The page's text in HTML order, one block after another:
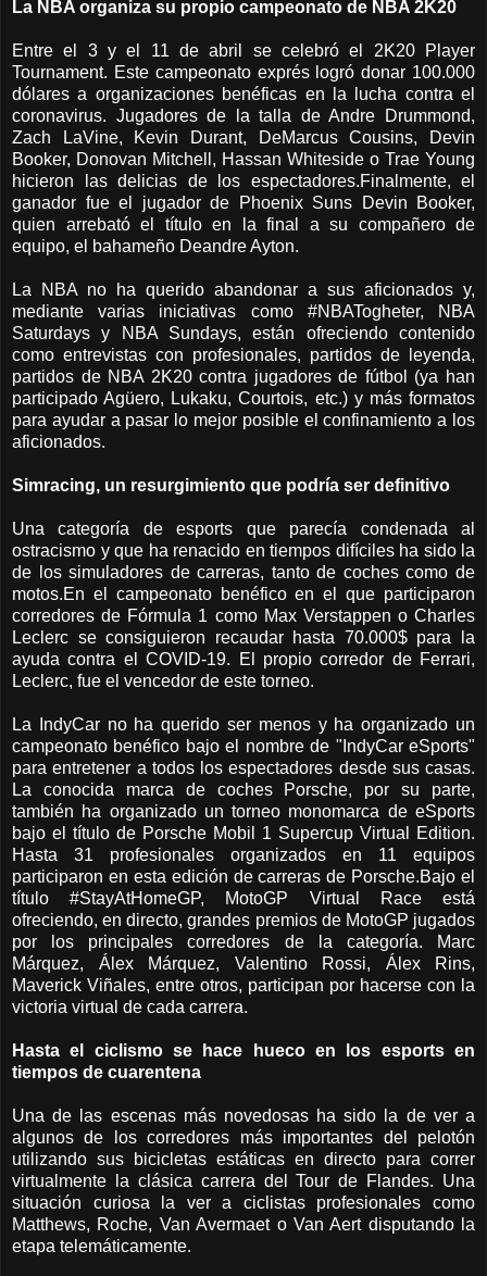
La NBA organiza su propio campeonato de NBA 2K20
Entre el 3 y el 11 de abril se celebró el 2K20 Player
Tournament. Este campeonato exprés logró donar 100.000
dólares a organizaciones benéficas en la lucha contra el
coronavirus. Jugadores de la talla de Andre Drummond,
Zach LaVine, Kevin Durant, DeMarcus Cousins, Devin
Booker, Donovan Mitchell, Hassan Whiteside o Trae Young
hicieron las delicias de los espectadores.Finalmente, el
ganador fue el jugador de Phoenix Suns Devin Booker,
quien arrebató el título en la final a su compañero de
equipo, el bahameño Deandre Ayton.
La NBA no ha querido abandonar a sus aficionados y,
mediante varias iniciativas como #NBATogheter, NBA
Saturdays y NBA Sundays, están ofreciendo contenido
como entrevistas con profesionales, partidos de leyenda,
partidos de NBA 2K20 contra jugadores de fútbol (ya han
participado Agüero, Lukaku, Courtois, etc.) y más formatos
para ayudar a pasar lo mejor posible el confinamiento a los
aficionados.
Simracing, un resurgimiento que podría ser definitivo
Una categoría de esports que parecía condenada al
ostracismo y que ha renacido en tiempos difíciles ha sido la
de los simuladores de carreras, tanto de coches como de
motos.En el campeonato benéfico en el que participaron
corredores de Fórmula 1 como Max Verstappen o Charles
Leclerc se consiguieron recaudar hasta 70.000$ para la
ayuda contra el COVID-19. El propio corredor de Ferrari,
Leclerc, fue el vencedor de este torneo.
La IndyCar no ha querido ser menos y ha organizado un
campeonato benéfico bajo el nombre de "IndyCar eSports"
para entretener a todos los espectadores desde sus casas.
La conocida marca de coches Porsche, por su parte,
también ha organizado un torneo monomarca de eSports
bajo el título de Porsche Mobil 1 Supercup Virtual Edition.
Hasta 31 profesionales organizados en 11 equipos
participaron en esta edición de carreras de Porsche.Bajo el
título #StayAtHomeGP, MotoGP Virtual Race está
ofreciendo, en directo, grandes premios de MotoGP jugados
por los principales corredores de la categoría. Marc
Márquez, Álex Márquez, Valentino Rossi, Álex Rins,
Maverick Viñales, entre otros, participan por hacerse con la
victoria virtual de cada carrera.
Hasta el ciclismo se hace hueco en los esports en
tiempos de cuarentena
Una de las escenas más novedosas ha sido la de ver a
algunos de los corredores más importantes del pelotón
utilizando sus bicicletas estáticas en directo para correr
virtualmente la clásica carrera del Tour de Flandes. Una
situación curiosa la ver a ciclistas profesionales como
Matthews, Roche, Van Avermaet o Van Aert disputando la
etapa telemáticamente.